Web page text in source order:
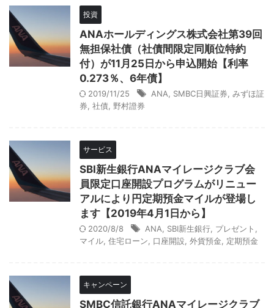
投資
ANAホールディングス株式会社第39回
無担保社債（社債間限定同順位特約
付）が11月25日から申込開始【利率
0.273％、6年債】
2019/11/25 ANA SMBC日興証券 みずほ証
券 社債 野村證券
サービス
SBI新生銀行ANAマイレージクラブ会
員限定口座開設プログラムがリニュー
アルにより円定期預金マイルが登場し
ます【2019年4月1日から】
2020/8/8 ANA SBI新生銀行 プレゼント
マイル 住宅ローン 口座開設 外貨預金 定期預金
キャンペーン
SMBC信託銀行ANAマイレージクラブ